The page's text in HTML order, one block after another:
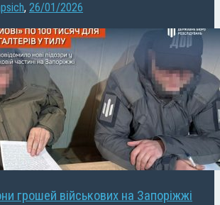
, 26/01/2026
грошей військових на Запоріжжі